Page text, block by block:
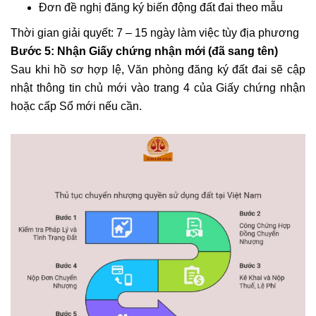
Đơn đề nghị đăng ký biến động đất đai theo mẫu
Thời gian giải quyết: 7 – 15 ngày làm việc tùy địa phương
Bước 5: Nhận Giấy chứng nhận mới (đã sang tên)
Sau khi hồ sơ hợp lệ, Văn phòng đăng ký đất đai sẽ cập
nhật thông tin chủ mới vào trang 4 của Giấy chứng nhận
hoặc cấp Sổ mới nếu cần.